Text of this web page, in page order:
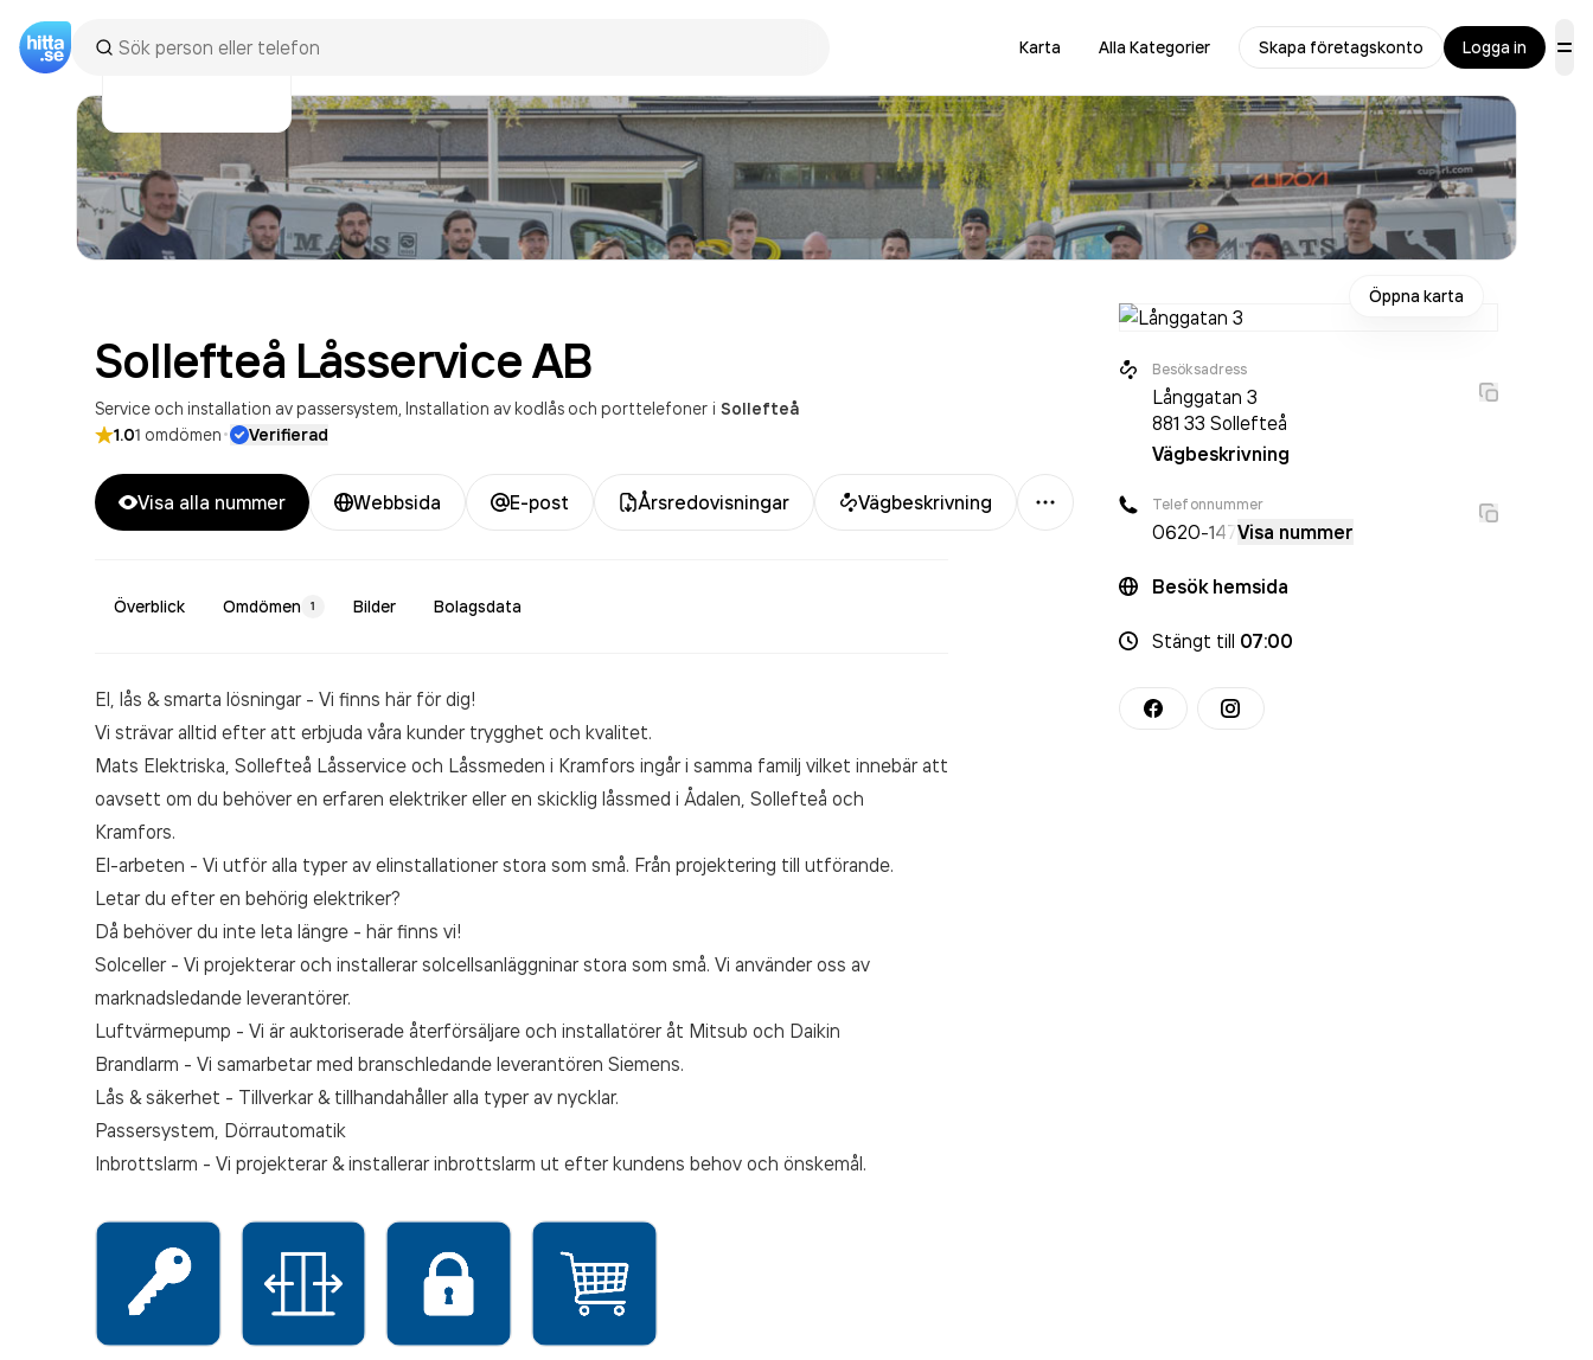
Karta Alla Kategorier Skapa företagskonto Logga in
Sollefteå LåsserviceAB
Service och installation av passersystem Installation av kodlås och porttelefoner i Sollefteå
1.01 omdömen· Verifierad
Visa alla nummer Webbsida E-post Årsredovisningar Vägbeskrivning
Mer
Överblick Omdömen 1 Bilder Bolagsdata
El, lås & smarta lösningar - Vi finns här för dig!
Vi strävar alltid efter att erbjuda våra kunder trygghet och kvalitet.
Mats Elektriska, Sollefteå Låsservice och Låssmeden i Kramfors ingår i samma familj vilket innebär att
oavsett om du behöver en erfaren elektriker eller en skicklig låssmed i Ådalen, Sollefteå och
Kramfors.
El-arbeten - Vi utför alla typer av elinstallationer stora som små. Från projektering till utförande.
Letar du efter en behörig elektriker?
Då behöver du inte leta längre - här finns vi!
Solceller - Vi projekterar och installerar solcellsanläggninar stora som små. Vi använder oss av
marknadsledande leverantörer.
Luftvärmepump - Vi är auktoriserade återförsäljare och installatörer åt Mitsub och Daikin
Brandlarm - Vi samarbetar med branschledande leverantören Siemens.
Lås & säkerhet - Tillverkar & tillhandahåller alla typer av nycklar.
Passersystem, Dörrautomatik
Inbrottslarm - Vi projekterar & installerar inbrottslarm ut efter kundens behov och önskemål.
Öppna karta
Besöksadress
Långgatan 3
881 33 Sollefteå
Vägbeskrivning
Telefonnummer
0620-147Visa nummer
Besök hemsida
Stängt till 07:00